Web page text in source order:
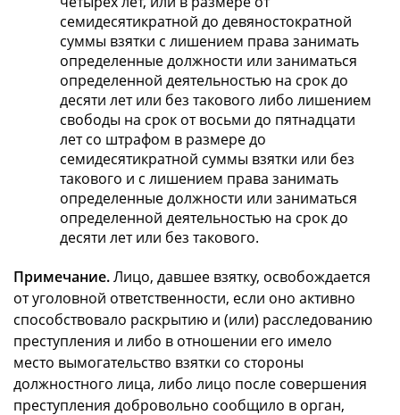
семидесятикратной до девяностократной
суммы взятки с лишением права занимать
определенные должности или заниматься
определенной деятельностью на срок до
десяти лет или без такового либо лишением
свободы на срок от восьми до пятнадцати
лет со штрафом в размере до
семидесятикратной суммы взятки или без
такового и с лишением права занимать
определенные должности или заниматься
определенной деятельностью на срок до
десяти лет или без такового.
Примечание.Лицо, давшее взятку, освобождается
от уголовной ответственности, если оно активно
способствовало раскрытию и (или) расследованию
преступления и либо в отношении его имело
место вымогательство взятки со стороны
должностного лица, либо лицо после совершения
преступления добровольно сообщило в орган,